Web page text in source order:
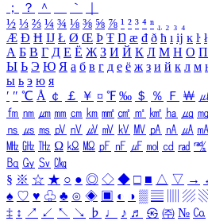
；
？ ＾ ｀
½ ⅓ ⅔ ¼ ¾ ⅛ ⅜ ⅝ ⅞ ¹ ² ³ ⁴ ⁿ ₁ ₂ ₃ ₄
Æ Ð Ħ Ĳ Ł Ø Œ Þ Ŧ Ŋ æ đ ð ħ ı ĳ ĸ ŀ ł
А Б В Г Д Е Ё Ж З И Й К Л М Н О П
Ы Ь Э Ю Я а б в г д е ё ж з и й к л м
ы ь э ю я
′ ″ ℃ Å ￠ ￡ ￥ ¤ ℉ ‰ ＄ ％ Ｆ ￦
㎙ ㎚ ㎛ ㎜ ㎝ ㎞ ㎟ ㎠ ㎡ ㎢ ㏊ ㎍ ㎎
㎱ ㎲ ㎳ ㎴ ㎵ ㎶ ㎷ ㎸ ㎹ ㎀ ㎁ ㎂ ㎃
㎒ ㎓ ㎔ Ω ㏀ ㏁ ㎊ ㎋ ㎌ ㏖ ㏅ ㎭ ㎮
㏃ ㏉ ㏜ ㏆
§ ※ ☆ ★ ○ ● ◎ ◇ ◆ □ ■ △ ▽ →
♠ ♡ ♥ ♧ ♣ ⊙ ◈ ▣ ◐ ◑ ▒ ▤ ▨
‡ ↕ ↗ ↙ ↖ ↘ ♭ ♩ ♪ ♬ ㉿ ㈜ № ㏇